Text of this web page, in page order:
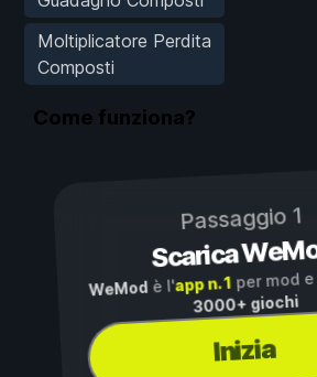
Moltiplicatore Perdita
Composti
Come funziona?
Passaggio 1
Scarica
WeMod è l'app n. 1per mod
3000+ giochi
Inizia